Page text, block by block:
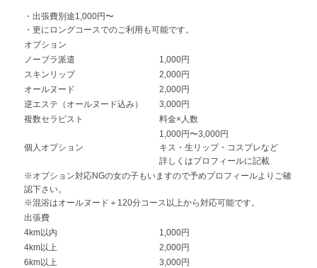
・出張費別途1,000円〜
・更にロングコースでのご利用も可能です。
オプション
ノーブラ派遣
1,000円
スキンリップ
2,000円
オールヌード
2,000円
逆エステ（オールヌード込み）
3,000円
複数セラピスト
料金×人数
個人オプション
1,000円〜3,000円
キス・生リップ・コスプレなど
詳しくはプロフィールに記載
※オプション対応NGの女の子もいますので予めプロフィールよりご確
認下さい。
※混浴はオールヌード＋120分コース以上から対応可能です。
出張費
4km以内
1,000円
4km以上
2,000円
6km以上
3,000円